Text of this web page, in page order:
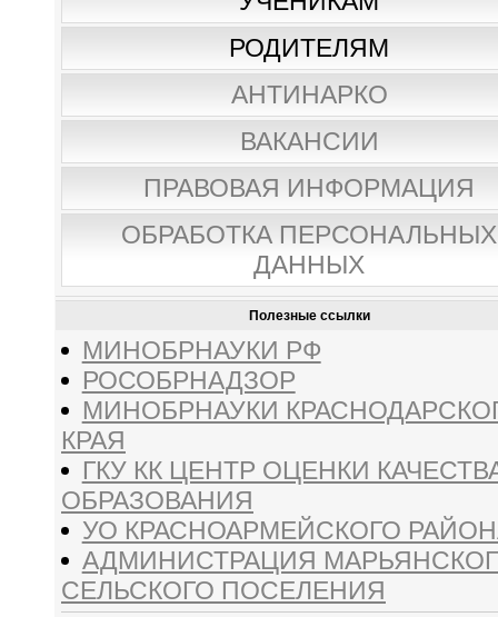
РОДИТЕЛЯМ
АНТИНАРКО
ВАКАНСИИ
ПРАВОВАЯ ИНФОРМАЦИЯ
ОБРАБОТКА ПЕРСОНАЛЬНЫХ
ДАННЫХ
Полезные ссылки
МИНОБРНАУКИ РФ
РОСОБРНАДЗОР
МИНОБРНАУКИ
КРАЯ
ГКУ КК ЦЕНТР ОЦЕНКИ
ОБРАЗОВАНИЯ
УО КРАСНОАРМЕЙСКОГО
АДМИНИСТРАЦИЯ
СЕЛЬСКОГО ПОСЕЛЕНИЯ